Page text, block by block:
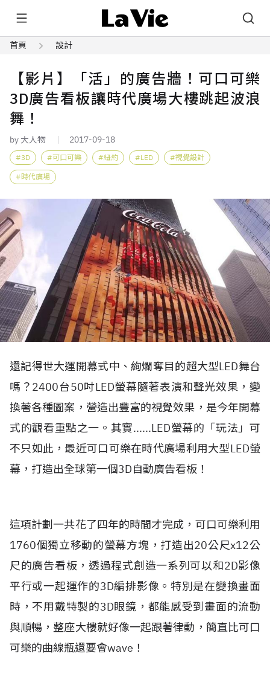
首頁 設計
【影片】「活」的廣告牆！可口可樂
3D廣告看板讓時代廣場大樓跳起波浪
舞！
by 大人物 2017-09-18
3D 可口可樂 紐約 LED 視覺設計
時代廣場
還記得世大運開幕式中、絢爛奪目的超大型LED舞台
嗎？2400台50吋LED螢幕隨著表演和聲光效果，變
換著各種圖案，營造出豐富的視覺效果，是今年開幕
式的觀看重點之一。其實......LED螢幕的「玩法」可
不只如此，最近可口可樂在時代廣場利用大型LED螢
幕，打造出全球第一個3D自動廣告看板！
這項計劃一共花了四年的時間才完成，可口可樂利用
1760個獨立移動的螢幕方塊，打造出20公尺x12公
尺的廣告看板，透過程式創造一系列可以和2D影像
平行或一起運作的3D編排影像。特別是在變換畫面
時，不用戴特製的3D眼鏡，都能感受到畫面的流動
與順暢，整座大樓就好像一起跟著律動，簡直比可口
可樂的曲線瓶還要會wave！